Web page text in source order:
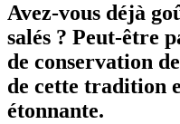
Avez-vous déjà
salés ? Peut-être
de conservation
de cette tradition
étonnante.